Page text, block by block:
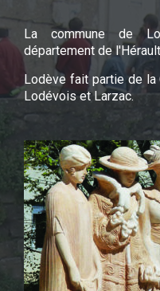
La commune de
département de
Lodève fait partie de la
Lodévois et Larzac.